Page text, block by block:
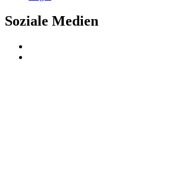
Soziale Medien